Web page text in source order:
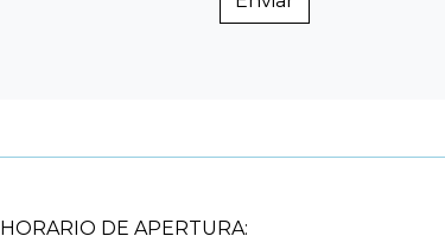
HORARIO DE APERTURA: